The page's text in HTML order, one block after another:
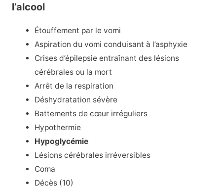
l’alcool
Étouffement par le vomi
Aspiration du vomi conduisant à l’asphyxie
Crises d’épilepsie entraînant des lésions
cérébrales ou la mort
Arrêt de la respiration
Déshydratation sévère
Battements de cœur irréguliers
Hypothermie
Hypoglycémie
Lésions cérébrales irréversibles
Coma
Décès (10)